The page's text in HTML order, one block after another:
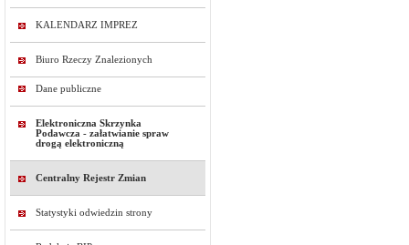
KALENDARZ IMPREZ
Biuro Rzeczy Znalezionych
Dane publiczne
Elektroniczna Skrzynka
Podawcza - załatwianie spraw
drogą elektroniczną
Centralny Rejestr Zmian
Statystyki odwiedzin strony